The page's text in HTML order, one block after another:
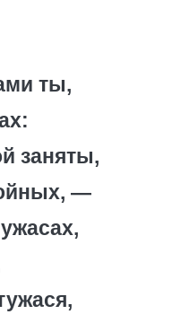
ты,
заняты,
—